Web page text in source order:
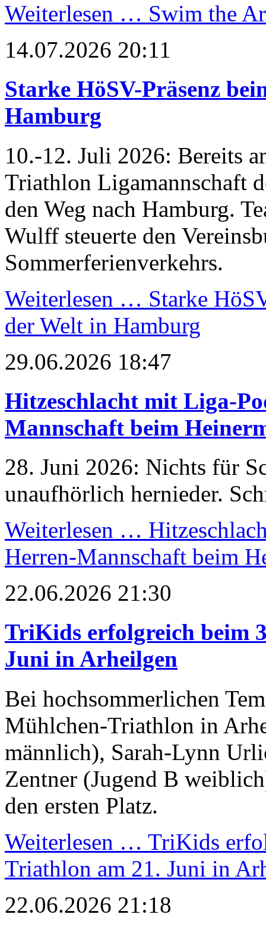
Weiterlesen … Swim the
14.07.2026 20:11
Starke HöSV-Präsenz
Hamburg
10.-12. Juli 2026: Bereits
Triathlon Ligamannschaft
den Weg nach Hamburg.
Wulff steuerte den
Sommerferienverkehrs.
Weiterlesen … Starke
der Welt in Hamburg
29.06.2026 18:47
Hitzeschlacht mit Liga-
Mannschaft beim
28. Juni 2026: Nichts für
unaufhörlich hernieder.
Weiterlesen …
Herren-Mannschaft beim
22.06.2026 21:30
TriKids erfolgreich beim
Juni in Arheilgen
Bei hochsommerlichen
Mühlchen-Triathlon in
männlich), Sarah-Lynn
Zentner (Jugend B
den ersten Platz.
Weiterlesen … TriKids
Triathlon am 21. Juni in
22.06.2026 21:18